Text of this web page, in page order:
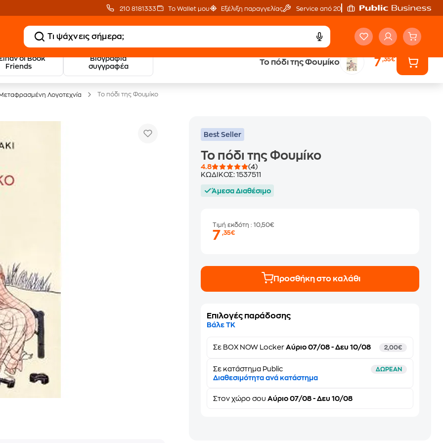
210 8181333 Το Wallet μου Εξέλιξη παραγγελίας Service από 20'
οι Book
Friends
Βιογραφία
συγγραφέα
Το πόδι της Φουμίκο 7,35€
20 € Public επιστροφή
με Snappi με Public+ Delivery
Έλα στον κόσμο
Λογοτεχνία Το πόδι της Φουμίκο
Best Seller
Το πόδι της Φουμίκο
4.8
(4)
ΚΩΔΙΚΟΣ:1537511
Άμεσα Διαθέσιμο
Τιμή εκδότη: 10,50€
7,35€
Προσθήκη στο καλάθι
Επιλογές παράδοσης
Βάλε ΤΚ
Σε BOX NOW Locker Αύριο 07/08 - Δευ 10/08 2,00€
Σε κατάστημα Public ΔΩΡΕΑΝ
Διαθεσιμότητα ανά κατάστημα
Στονχώρο σου Αύριο 07/08 - Δευ 10/08